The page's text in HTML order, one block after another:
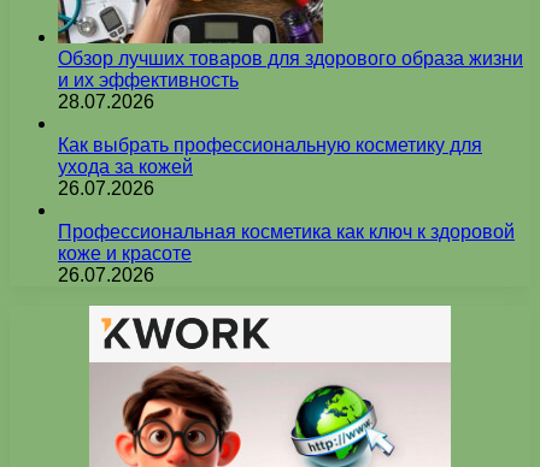
Обзор лучших товаров для здорового образа жизни
и их эффективность
28.07.2026
Как выбрать профессиональную косметику для
ухода за кожей
26.07.2026
Профессиональная косметика как ключ к здоровой
коже и красоте
26.07.2026